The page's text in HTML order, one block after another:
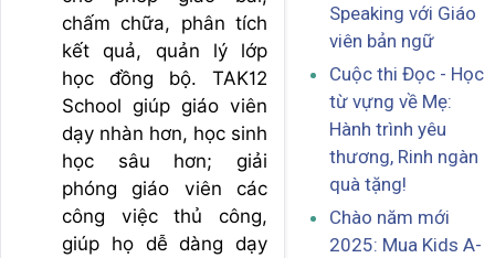
chấm chữa, phân tích
kết quả, quản lý lớp
học đồng bộ. TAK12
School giúp giáo viên
dạy nhàn hơn, học sinh
học sâu hơn; giải
phóng giáo viên các
công việc thủ công,
giúp họ dễ dàng dạy
Speaking với Giáo
viên bản ngữ
Cuộc thi Đọc - Học
từ vựng về Mẹ:
Hành trình yêu
thương, Rinh ngàn
quà tặng!
Chào năm mới
2025: Mua Kids A-